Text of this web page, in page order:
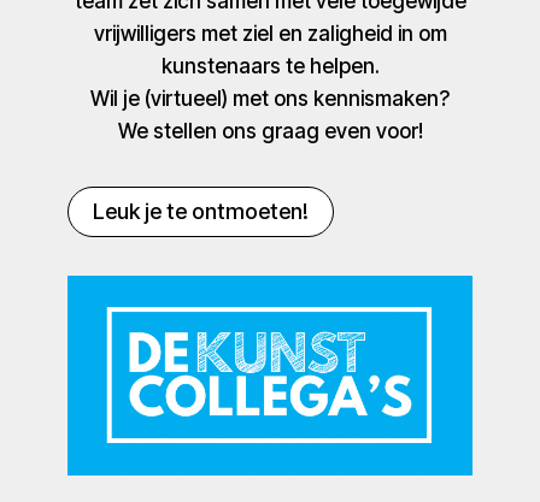
vrijwilligers met ziel en zaligheid in om
kunstenaars te helpen.
Wil je (virtueel) met ons kennismaken?
We stellen ons graag even voor!
Leuk je te ontmoeten!